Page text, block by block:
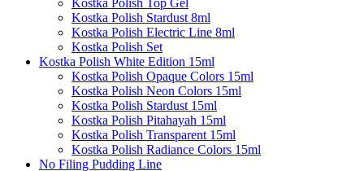
Kostka Polish Top Gel
Kostka Polish Stardust 8ml
Kostka Polish Electric Line 8ml
Kostka Polish Set
Kostka Polish White Edition 15ml
Kostka Polish Opaque Colors 15ml
Kostka Polish Neon Colors 15ml
Kostka Polish Stardust 15ml
Kostka Polish Pitahayah 15ml
Kostka Polish Transparent 15ml
Kostka Polish Radiance Colors 15ml
No Filing Pudding Line